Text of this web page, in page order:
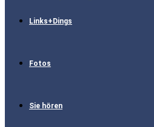
Links+Dings
Fotos
Sie hören